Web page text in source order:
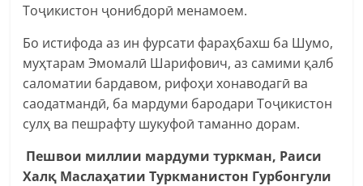
Тоҷикистон ҷонибдорӣ менамоем.
Бо истифода аз ин фурсати фараҳбахш ба Шумо,
муҳтарам Эмомалӣ Шарифович, аз самими қалб
саломатии бардавом, рифоҳи хонаводагӣ ва
саодатмандӣ, ба мардуми бародари Тоҷикистон
сулҳ ва пешрафту шукуфоӣ таманно дорам.
Пешвои миллии мардуми туркман, Раиси
Халқ Маслаҳатии Туркманистон Гурбонгули